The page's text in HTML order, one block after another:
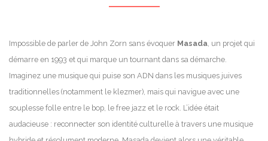
Impossible de parler de John Zorn sans évoquer Masada , un projet qui
démarre en 1993 et qui marque un tournant dans sa démarche.
Imaginez une musique qui puise son ADN dans les musiques juives
traditionnelles (notamment le klezmer), mais qui navigue avec une
souplesse folle entre le bop, le free jazz et le rock. L’idée était
audacieuse : reconnecter son identité culturelle à travers une musique